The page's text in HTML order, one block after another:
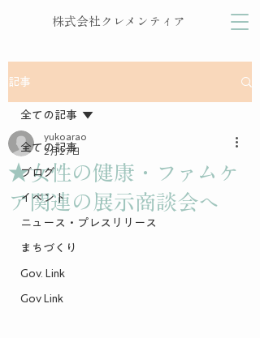
株式会社クレメンティア
記事
全ての記事
ブログ
イベント
ニュース・プレスリリース
まちづくり
Gov. Link
Gov Link
全ての記事
★女性の健康・ファムケ
ア関連の展示商談会へ
yukoarao
2月27日